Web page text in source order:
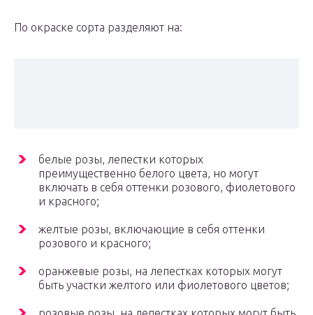
По окраске сорта разделяют на:
белые розы, лепестки которых
преимущественно белого цвета, но могут
включать в себя оттенки розового, фиолетового
и красного;
желтые розы, включающие в себя оттенки
розового и красного;
оранжевые розы, на лепестках которых могут
быть участки желтого или фиолетового цветов;